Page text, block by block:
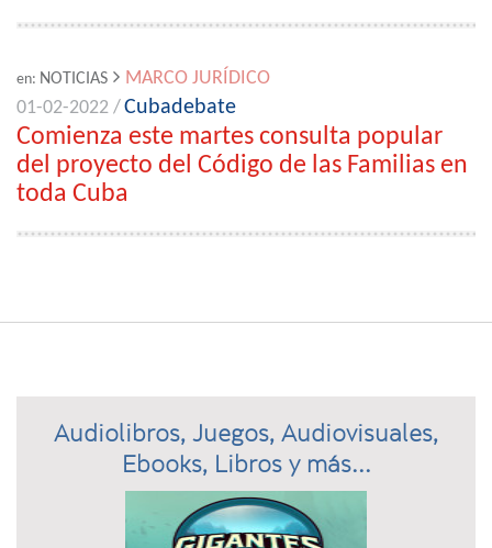
en: NOTICIAS
MARCO JURÍDICO
01-02-2022 /Cubadebate
Comienza este martes consulta popular
del proyecto del Código de las Familias en
toda Cuba
Audiolibros, Juegos, Audiovisuales,
Ebooks, Libros y más...